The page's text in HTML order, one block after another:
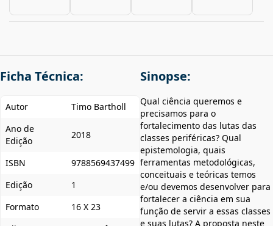
Ficha Técnica:
Autor
Timo Bartholl
Ano de
Edição
2018
ISBN
9788569437499
Edição
1
Formato
16 X 23
Sinopse:
Qual ciência queremos e
precisamos para o
fortalecimento das lutas das
classes periféricas? Qual
epistemologia, quais
ferramentas metodológicas,
conceituais e teóricas temos
e/ou devemos desenvolver para
fortalecer a ciência em sua
função de servir a essas classes
e suas lutas? A proposta neste